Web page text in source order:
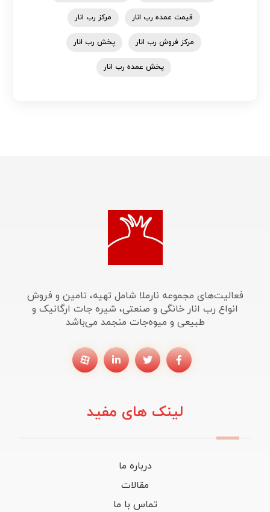
قیمت عمده رب انار مرکز رب انار
مرکز فروش رب انار پخش رب انار
پخش عمده رب انار
فعالیت‌های مجموعه نارملا شامل تهیه، تامین و فروش
انواع رب انار خانگی و صنعتی، شیره جات ارگانیک و
طبیعی و میوه‌جات منجمد می‌باشد
لینک های مفید
درباره ما
مقالات
تماس با ما